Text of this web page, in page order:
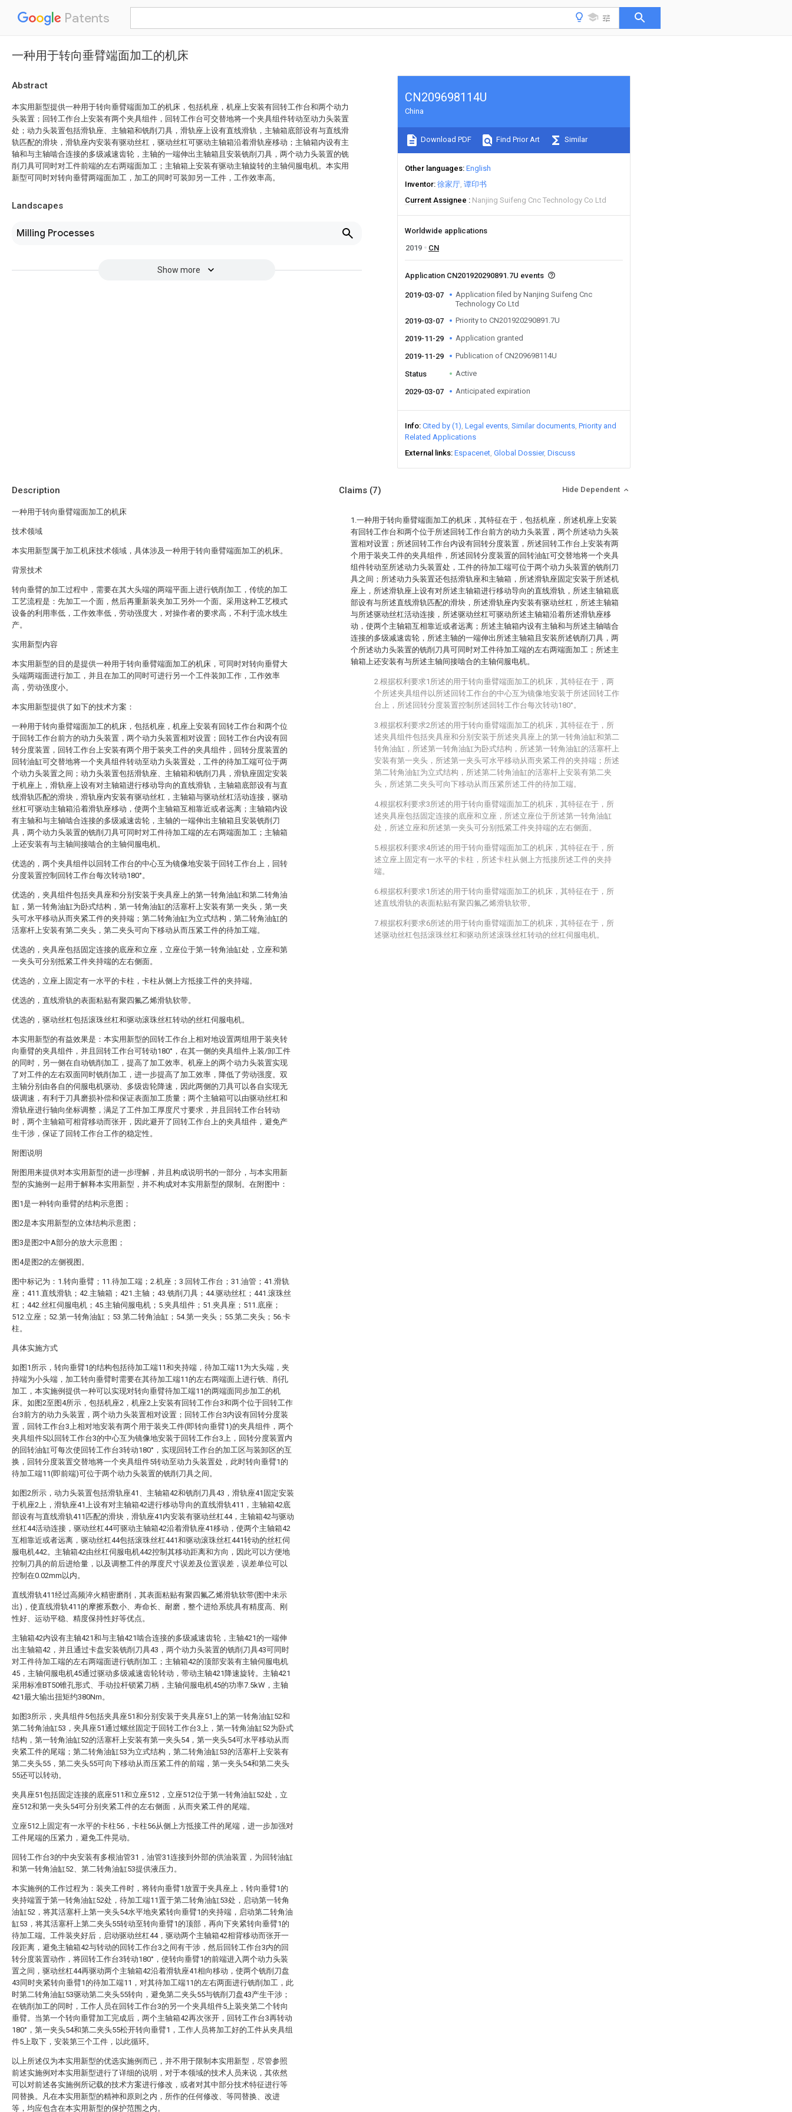
Patents
一种用于转向垂臂端面加工的机床
Abstract
本实用新型提供一种用于转向垂臂端面加工的机床，包括机座，机座上安装有回转工作台和两个动力
头装置；回转工作台上安装有两个夹具组件，回转工作台可交替地将一个夹具组件转动至动力头装置
处；动力头装置包括滑轨座、主轴箱和铣削刀具，滑轨座上设有直线滑轨，主轴箱底部设有与直线滑
轨匹配的滑块，滑轨座内安装有驱动丝杠，驱动丝杠可驱动主轴箱沿着滑轨座移动；主轴箱内设有主
轴和与主轴啮合连接的多级减速齿轮，主轴的一端伸出主轴箱且安装铣削刀具，两个动力头装置的铣
削刀具可同时对工件前端的左右两端面加工；主轴箱上安装有驱动主轴旋转的主轴伺服电机。本实用
新型可同时对转向垂臂两端面加工，加工的同时可装卸另一工件，工作效率高。
Landscapes
Milling Processes
Show more
CN209698114U
China
Download PDF Find Prior Art Similar
Other languages English
Inventor 徐家厅 谭印书
Current Assignee
Nanjing Suifeng Cnc Technology Co Ltd
Worldwide applications
2019
CN
Application CN201920290891.7U events
2019-03-07
Application filed by Nanjing Suifeng Cnc
Technology Co Ltd
2019-03-07
Priority to CN201920290891.7U
2019-11-29 Application granted
2019-11-29 Publication of CN209698114U
Status Active
2029-03-07 Anticipated expiration
Info Cited by (1) Legal events Similar documents Priority and
Related Applications
External links Espacenet Global Dossier Discuss
Description
一种用于转向垂臂端面加工的机床
技术领域
本实用新型属于加工机床技术领域，具体涉及一种用于转向垂臂端面加工的机床。
背景技术
转向垂臂的加工过程中，需要在其大头端的两端平面上进行铣削加工，传统的加工
工艺流程是：先加工一个面，然后再重新装夹加工另外一个面。采用这种工艺模式
设备的利用率低，工作效率低，劳动强度大，对操作者的要求高，不利于流水线生
产。
实用新型内容
本实用新型的目的是提供一种用于转向垂臂端面加工的机床，可同时对转向垂臂大
头端两端面进行加工，并且在加工的同时可进行另一个工件装卸工作，工作效率
高，劳动强度小。
本实用新型提供了如下的技术方案：
一种用于转向垂臂端面加工的机床，包括机座，机座上安装有回转工作台和两个位
于回转工作台前方的动力头装置，两个动力头装置相对设置；回转工作台内设有回
转分度装置，回转工作台上安装有两个用于装夹工件的夹具组件，回转分度装置的
回转油缸可交替地将一个夹具组件转动至动力头装置处，工件的待加工端可位于两
个动力头装置之间；动力头装置包括滑轨座、主轴箱和铣削刀具，滑轨座固定安装
于机座上，滑轨座上设有对主轴箱进行移动导向的直线滑轨，主轴箱底部设有与直
线滑轨匹配的滑块，滑轨座内安装有驱动丝杠，主轴箱与驱动丝杠活动连接，驱动
丝杠可驱动主轴箱沿着滑轨座移动，使两个主轴箱互相靠近或者远离；主轴箱内设
有主轴和与主轴啮合连接的多级减速齿轮，主轴的一端伸出主轴箱且安装铣削刀
具，两个动力头装置的铣削刀具可同时对工件待加工端的左右两端面加工；主轴箱
上还安装有与主轴间接啮合的主轴伺服电机。
优选的，两个夹具组件以回转工作台的中心互为镜像地安装于回转工作台上，回转
分度装置控制回转工作台每次转动180°。
优选的，夹具组件包括夹具座和分别安装于夹具座上的第一转角油缸和第二转角油
缸，第一转角油缸为卧式结构，第一转角油缸的活塞杆上安装有第一夹头，第一夹
头可水平移动从而夹紧工件的夹持端；第二转角油缸为立式结构，第二转角油缸的
活塞杆上安装有第二夹头，第二夹头可向下移动从而压紧工件的待加工端。
优选的，夹具座包括固定连接的底座和立座，立座位于第一转角油缸处，立座和第
一夹头可分别抵紧工件夹持端的左右侧面。
优选的，立座上固定有一水平的卡柱，卡柱从侧上方抵接工件的夹持端。
优选的，直线滑轨的表面粘贴有聚四氟乙烯滑轨软带。
优选的，驱动丝杠包括滚珠丝杠和驱动滚珠丝杠转动的丝杠伺服电机。
本实用新型的有益效果是：本实用新型的回转工作台上相对地设置两组用于装夹转
向垂臂的夹具组件，并且回转工作台可转动180°，在其一侧的夹具组件上装/卸工件
的同时，另一侧在自动铣削加工，提高了加工效率。机座上的两个动力头装置实现
了对工件的左右双面同时铣削加工，进一步提高了加工效率，降低了劳动强度。双
主轴分别由各自的伺服电机驱动、多级齿轮降速，因此两侧的刀具可以各自实现无
级调速，有利于刀具磨损补偿和保证表面加工质量；两个主轴箱可以由驱动丝杠和
滑轨座进行轴向坐标调整，满足了工件加工厚度尺寸要求，并且回转工作台转动
时，两个主轴箱可相背移动而张开，因此避开了回转工作台上的夹具组件，避免产
生干涉，保证了回转工作台工作的稳定性。
附图说明
附图用来提供对本实用新型的进一步理解，并且构成说明书的一部分，与本实用新
型的实施例一起用于解释本实用新型，并不构成对本实用新型的限制。在附图中：
图1是一种转向垂臂的结构示意图；
图2是本实用新型的立体结构示意图；
图3是图2中A部分的放大示意图；
图4是图2的左侧视图。
图中标记为：1.转向垂臂；11.待加工端；2.机座；3.回转工作台；31.油管；41.滑轨
座；411.直线滑轨；42.主轴箱；421.主轴；43.铣削刀具；44.驱动丝杠；441.滚珠丝
杠；442.丝杠伺服电机；45.主轴伺服电机；5.夹具组件；51.夹具座；511.底座；
512.立座；52.第一转角油缸；53.第二转角油缸；54.第一夹头；55.第二夹头；56.卡
柱。
具体实施方式
如图1所示，转向垂臂1的结构包括待加工端11和夹持端，待加工端11为大头端，夹
持端为小头端，加工转向垂臂时需要在其待加工端11的左右两端面上进行铣、削孔
加工，本实施例提供一种可以实现对转向垂臂待加工端11的两端面同步加工的机
床。如图2至图4所示，包括机座2，机座2上安装有回转工作台3和两个位于回转工作
台3前方的动力头装置，两个动力头装置相对设置；回转工作台3内设有回转分度装
置，回转工作台3上相对地安装有两个用于装夹工件(即转向垂臂1)的夹具组件，两个
夹具组件5以回转工作台3的中心互为镜像地安装于回转工作台3上，回转分度装置内
的回转油缸可每次使回转工作台3转动180°，实现回转工作台的加工区与装卸区的互
换，回转分度装置交替地将一个夹具组件5转动至动力头装置处，此时转向垂臂1的
待加工端11(即前端)可位于两个动力头装置的铣削刀具之间。
如图2所示，动力头装置包括滑轨座41、主轴箱42和铣削刀具43，滑轨座41固定安装
于机座2上，滑轨座41上设有对主轴箱42进行移动导向的直线滑轨411，主轴箱42底
部设有与直线滑轨411匹配的滑块，滑轨座41内安装有驱动丝杠44，主轴箱42与驱动
丝杠44活动连接，驱动丝杠44可驱动主轴箱42沿着滑轨座41移动，使两个主轴箱42
互相靠近或者远离，驱动丝杠44包括滚珠丝杠441和驱动滚珠丝杠441转动的丝杠伺
服电机442。主轴箱42由丝杠伺服电机442控制其移动距离和方向，因此可以方便地
控制刀具的前后进给量，以及调整工件的厚度尺寸误差及位置误差，误差单位可以
控制在0.02mm以内。
直线滑轨411经过高频淬火精密磨削，其表面粘贴有聚四氟乙烯滑轨软带(图中未示
出)，使直线滑轨411的摩擦系数小、寿命长、耐磨，整个进给系统具有精度高、刚
性好、运动平稳、精度保持性好等优点。
主轴箱42内设有主轴421和与主轴421啮合连接的多级减速齿轮，主轴421的一端伸
出主轴箱42，并且通过卡盘安装铣削刀具43，两个动力头装置的铣削刀具43可同时
对工件待加工端的左右两端面进行铣削加工；主轴箱42的顶部安装有主轴伺服电机
45，主轴伺服电机45通过驱动多级减速齿轮转动，带动主轴421降速旋转。主轴421
采用标准BT50锥孔形式、手动拉杆锁紧刀柄，主轴伺服电机45的功率7.5kW，主轴
421最大输出扭矩约380Nm。
如图3所示，夹具组件5包括夹具座51和分别安装于夹具座51上的第一转角油缸52和
第二转角油缸53，夹具座51通过螺丝固定于回转工作台3上，第一转角油缸52为卧式
结构，第一转角油缸52的活塞杆上安装有第一夹头54，第一夹头54可水平移动从而
夹紧工件的尾端；第二转角油缸53为立式结构，第二转角油缸53的活塞杆上安装有
第二夹头55，第二夹头55可向下移动从而压紧工件的前端，第一夹头54和第二夹头
55还可以转动。
夹具座51包括固定连接的底座511和立座512，立座512位于第一转角油缸52处，立
座512和第一夹头54可分别夹紧工件的左右侧面，从而夹紧工件的尾端。
立座512上固定有一水平的卡柱56，卡柱56从侧上方抵接工件的尾端，进一步加强对
工件尾端的压紧力，避免工件晃动。
回转工作台3的中央安装有多根油管31，油管31连接到外部的供油装置，为回转油缸
和第一转角油缸52、第二转角油缸53提供液压力。
本实施例的工作过程为：装夹工件时，将转向垂臂1放置于夹具座上，转向垂臂1的
夹持端置于第一转角油缸52处，待加工端11置于第二转角油缸53处，启动第一转角
油缸52，将其活塞杆上第一夹头54水平地夹紧转向垂臂1的夹持端，启动第二转角油
缸53，将其活塞杆上第二夹头55转动至转向垂臂1的顶部，再向下夹紧转向垂臂1的
待加工端。工件装夹好后，启动驱动丝杠44，驱动两个主轴箱42相背移动而张开一
段距离，避免主轴箱42与转动的回转工作台3之间有干涉，然后回转工作台3内的回
转分度装置动作，将回转工作台3转动180°，使转向垂臂1的前端进入两个动力头装
置之间，驱动丝杠44再驱动两个主轴箱42沿着滑轨座41相向移动，使两个铣削刀盘
43同时夹紧转向垂臂1的待加工端11，对其待加工端11的左右两面进行铣削加工，此
时第二转角油缸53驱动第二夹头55转向，避免第二夹头55与铣削刀盘43产生干涉；
在铣削加工的同时，工作人员在回转工作台3的另一个夹具组件5上装夹第二个转向
垂臂。当第一个转向垂臂加工完成后，两个主轴箱42再次张开，回转工作台3再转动
180°，第一夹头54和第二夹头55松开转向垂臂1，工作人员将加工好的工件从夹具组
件5上取下，安装第三个工件，以此循环。
以上所述仅为本实用新型的优选实施例而已，并不用于限制本实用新型，尽管参照
前述实施例对本实用新型进行了详细的说明，对于本领域的技术人员来说，其依然
可以对前述各实施例所记载的技术方案进行修改，或者对其中部分技术特征进行等
同替换。凡在本实用新型的精神和原则之内，所作的任何修改、等同替换、改进
等，均应包含在本实用新型的保护范围之内。
Claims (7) Hide Dependent
1.一种用于转向垂臂端面加工的机床，其特征在于，包括机座，所述机座上安装
有回转工作台和两个位于所述回转工作台前方的动力头装置，两个所述动力头装
置相对设置；所述回转工作台内设有回转分度装置，所述回转工作台上安装有两
个用于装夹工件的夹具组件，所述回转分度装置的回转油缸可交替地将一个夹具
组件转动至所述动力头装置处，工件的待加工端可位于两个动力头装置的铣削刀
具之间；所述动力头装置还包括滑轨座和主轴箱，所述滑轨座固定安装于所述机
座上，所述滑轨座上设有对所述主轴箱进行移动导向的直线滑轨，所述主轴箱底
部设有与所述直线滑轨匹配的滑块，所述滑轨座内安装有驱动丝杠，所述主轴箱
与所述驱动丝杠活动连接，所述驱动丝杠可驱动所述主轴箱沿着所述滑轨座移
动，使两个主轴箱互相靠近或者远离；所述主轴箱内设有主轴和与所述主轴啮合
连接的多级减速齿轮，所述主轴的一端伸出所述主轴箱且安装所述铣削刀具，两
个所述动力头装置的铣削刀具可同时对工件待加工端的左右两端面加工；所述主
轴箱上还安装有与所述主轴间接啮合的主轴伺服电机。
2.根据权利要求1所述的用于转向垂臂端面加工的机床，其特征在于，两
个所述夹具组件以所述回转工作台的中心互为镜像地安装于所述回转工作
台上，所述回转分度装置控制所述回转工作台每次转动180°。
3.根据权利要求2所述的用于转向垂臂端面加工的机床，其特征在于，所
述夹具组件包括夹具座和分别安装于所述夹具座上的第一转角油缸和第二
转角油缸，所述第一转角油缸为卧式结构，所述第一转角油缸的活塞杆上
安装有第一夹头，所述第一夹头可水平移动从而夹紧工件的夹持端；所述
第二转角油缸为立式结构，所述第二转角油缸的活塞杆上安装有第二夹
头，所述第二夹头可向下移动从而压紧所述工件的待加工端。
4.根据权利要求3所述的用于转向垂臂端面加工的机床，其特征在于，所
述夹具座包括固定连接的底座和立座，所述立座位于所述第一转角油缸
处，所述立座和所述第一夹头可分别抵紧工件夹持端的左右侧面。
5.根据权利要求4所述的用于转向垂臂端面加工的机床，其特征在于，所
述立座上固定有一水平的卡柱，所述卡柱从侧上方抵接所述工件的夹持
端。
6.根据权利要求1所述的用于转向垂臂端面加工的机床，其特征在于，所
述直线滑轨的表面粘贴有聚四氟乙烯滑轨软带。
7.根据权利要求6所述的用于转向垂臂端面加工的机床，其特征在于，所
述驱动丝杠包括滚珠丝杠和驱动所述滚珠丝杠转动的丝杠伺服电机。